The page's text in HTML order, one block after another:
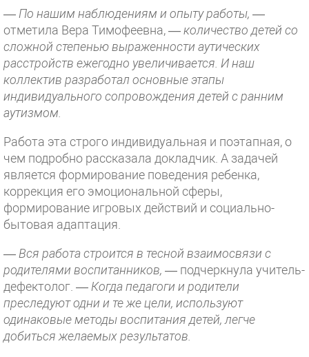
— По нашим наблюдениям и опыту работы, —
отметила Вера Тимофеевна, —количество детей со
сложной степенью выраженности аутических
расстройств ежегодно увеличивается. И наш
коллектив разработал основные этапы
индивидуального сопровождения детей с ранним
аутизмом.
Работа эта строго индивидуальная и поэтапная, о
чем подробно рассказала докладчик. А задачей
является формирование поведения ребенка,
коррекция его эмоциональной сферы,
формирование игровых действий и социально-
бытовая адаптация.
— Вся работа строится в тесной взаимосвязи с
родителями воспитанников, — подчеркнула учитель-
дефектолог. — Когда педагоги и родители
преследуют одни и те же цели, используют
одинаковые методы воспитания детей, легче
добиться желаемых результатов.